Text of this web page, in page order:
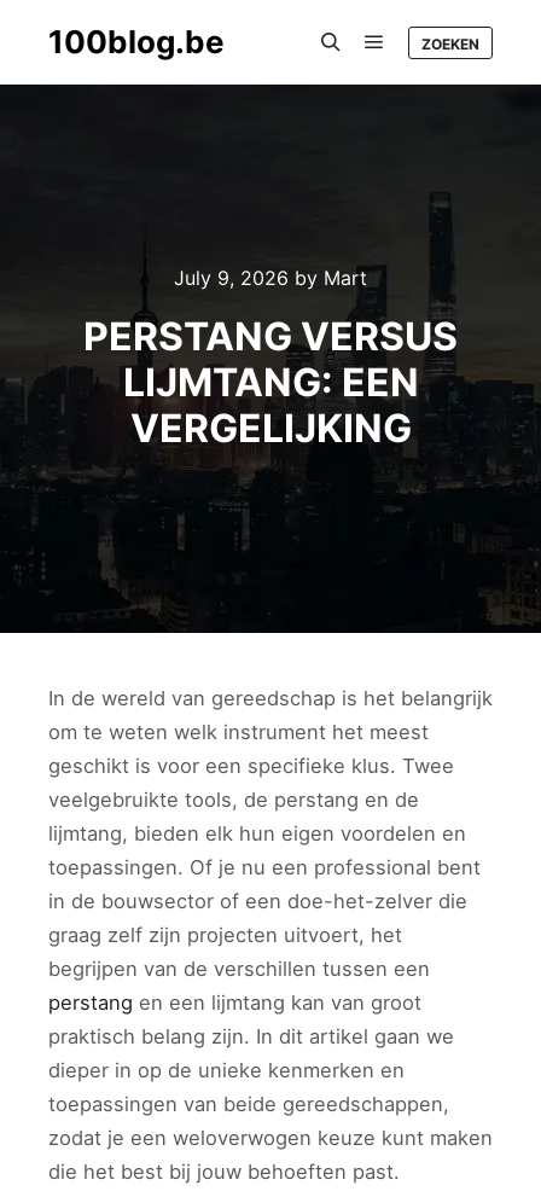
100blog.be ZOEKEN
July 9, 2026 by Mart
PERSTANG VERSUS
LIJMTANG: EEN
VERGELIJKING
In de wereld van gereedschap is het belangrijk
om te weten welk instrument het meest
geschikt is voor een specifieke klus. Twee
veelgebruikte tools, de perstang en de
lijmtang, bieden elk hun eigen voordelen en
toepassingen. Of je nu een professional bent
in de bouwsector of een doe-het-zelver die
graag zelf zijn projecten uitvoert, het
begrijpen van de verschillen tussen een
perstang en een lijmtang kan van groot
praktisch belang zijn. In dit artikel gaan we
dieper in op de unieke kenmerken en
toepassingen van beide gereedschappen,
zodat je een weloverwogen keuze kunt maken
die het best bij jouw behoeften past.